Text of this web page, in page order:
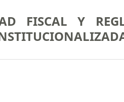
FISCAL Y